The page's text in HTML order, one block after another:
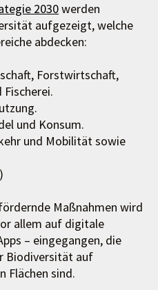
2030werden
aufgezeigt, welche
abdecken:
Forstwirtschaft,
und Konsum.
und Mobilität sowie
Maßnahmen wird
allem auf digitale
– eingegangen, die
Biodiversität auf
Flächen sind.